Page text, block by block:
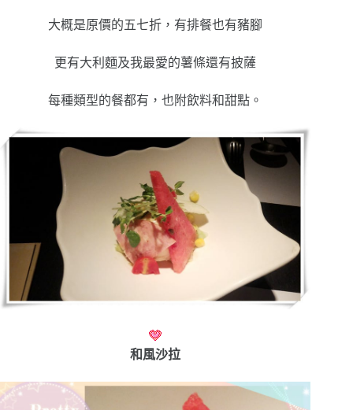
大概是原價的五七折，有排餐也有豬腳
更有大利麵及我最愛的薯條還有披薩
每種類型的餐都有，也附飲料和甜點。
和風沙拉